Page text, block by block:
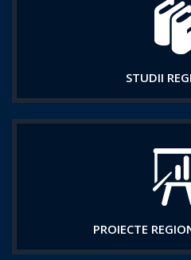
STUDII
PROIECTE